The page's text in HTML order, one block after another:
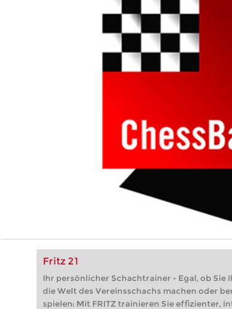
Fritz 21
Ihr persönlicher Schachtrainer - Egal, ob Sie
die Welt des Vereinsschachs machen oder
spielen: Mit FRITZ trainieren Sie effizienter,